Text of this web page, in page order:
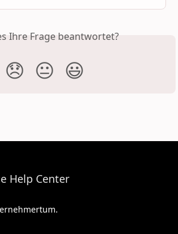
Ihre Frage beantwortet?
😞 😐 😃